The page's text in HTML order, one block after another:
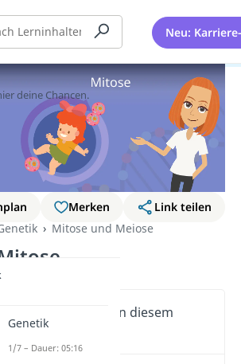
Neu:
Merken
Link teilen
Mitose und Meiose
Wichtige Inhalte in diesem
Video
sich!
deine Chancen.
Genetik
1/7 – Dauer: 05:16